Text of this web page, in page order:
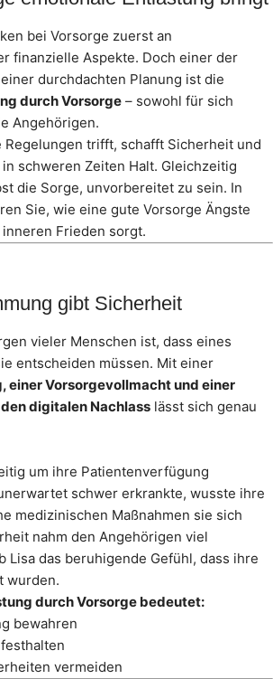
bei Vorsorge zuerst an
finanzielle Aspekte. Doch einer der
durchdachten Planung ist die
durch Vorsorge – sowohl für sich
Angehörigen.
trifft, schafft Sicherheit und
schweren Zeiten Halt. Gleichzeitig
die Sorge, unvorbereitet zu sein. In
Sie, wie eine gute Vorsorge Ängste
Frieden sorgt.
gibt Sicherheit
vieler Menschen ist, dass eines
entscheiden müssen. Mit einer
einer Vorsorgevollmacht und einer
digitalen Nachlass lässt sich genau
um ihre Patientenverfügung
schwer erkrankte, wusste ihre
medizinischen Maßnahmen sie sich
nahm den Angehörigen viel
Lisa das beruhigende Gefühl, dass ihre
wurden.
durch Vorsorge bedeutet:
bewahren
vermeiden